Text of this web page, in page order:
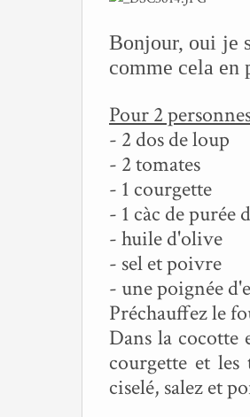
Bonjour, oui je
comme cela en
Pour 2
- 2 dos de loup
- 2 tomates
- 1 courgette
- 1 càc de purée
- huile d'olive
- sel et poivre
- une poignée
Préchauffez le
Dans la cocotte
courgette et les
ciselé, salez et